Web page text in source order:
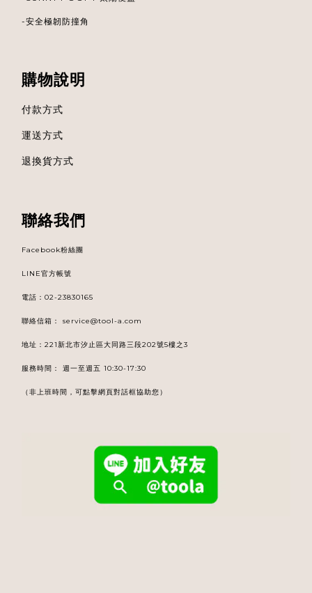
-安全極韌防撞角
購物說明
付款方式
運送方式
退換貨方式
聯絡我們
Facebook粉絲團
LINE官方帳號
電話 ： 02-23830165
聯絡信箱： service@tool-a.com
地址：221新北市汐止區大同路三段202號5樓之3
服務時間： 週一至週五 10:30-17:30
（非上班時間，可點擊網頁對話框協助您）